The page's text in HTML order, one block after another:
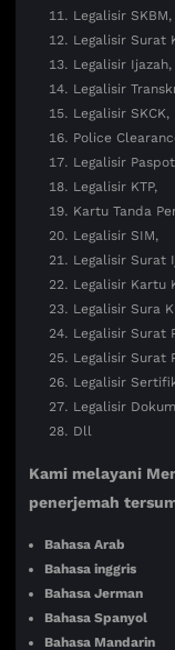
Legalisir SKBM,
Legalisir Surat
Legalisir Ijazah,
Legalisir
Legalisir SKCK,
Police
Legalisir
Legalisir KTP,
Kartu Tanda
Legalisir SIM,
Legalisir Surat
Legalisir Kartu
Legalisir Sura
Legalisir Surat
Legalisir Surat
Legalisir
Legalisir
Dll
Kami melayani
penerjemah
Bahasa Arab
Bahasa inggris
Bahasa Jerman
Bahasa Spanyol
Bahasa Mandarin